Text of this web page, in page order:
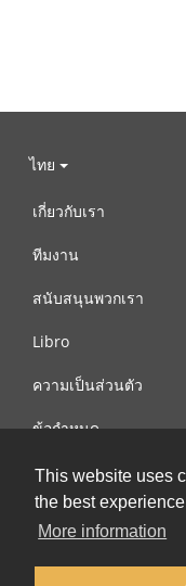
This website uses
the best
More information
ไทย
เกี่ยวกับเรา
ทีมงาน
สนับสนุนพวกเรา
Libro
ความเป็นส่วนตัว
ข้อกำหนด
ติดต่อเรา